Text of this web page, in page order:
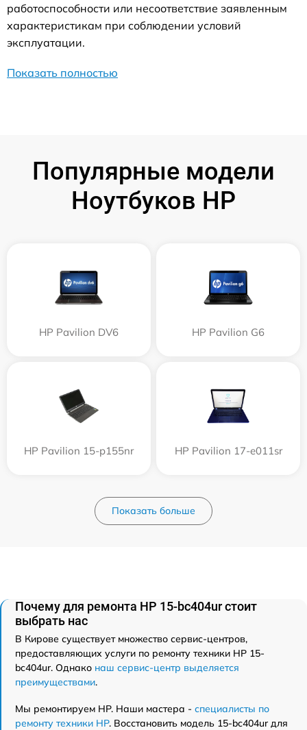
работоспособности или несоответствие заявленным
характеристикам при соблюдении условий
эксплуатации.
Показать полностью
Популярные модели
Ноутбуков HP
HP Pavilion DV6 HP Pavilion G6
HP Pavilion 15-p155nr HP Pavilion 17-e011sr
Показать больше
Почему для ремонта HP 15-bc404ur стоит
выбрать нас
В Кирове существует множество сервис-центров,
предоставляющих услуги по ремонту техники HP 15-
bc404ur. Однако наш сервис-центр выделяется
преимуществами.
Мы ремонтируем HP. Наши мастера - специалисты по
ремонту техники HP. Восстановить модель 15-bc404ur для